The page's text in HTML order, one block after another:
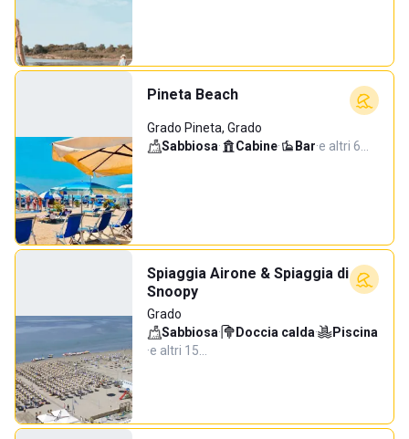
Pineta Beach
Grado Pineta, Grado
Sabbiosa· Cabine· Bar·e altri 6…
Spiaggia Airone & Spiaggia di
Snoopy
Grado
Sabbiosa· Doccia calda·
Piscina
·e altri 15…